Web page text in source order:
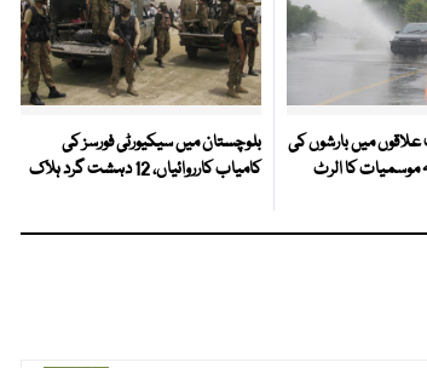
میں بارشوں کی
کا الرٹ
بلوچستان میں سیکیورٹی فورسز کی
کامیاب کارروائیاں، 12 دہشت گرد ہلاک